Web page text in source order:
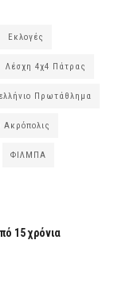
Εκλογές
Λέσχη 4χ4 Πάτρας
Πρωτάθλημα
Ακρόπολις
ΦΙΛΜΠΑ
15 χρόνια